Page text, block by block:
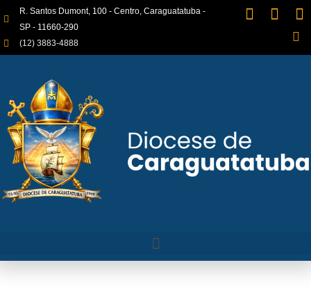
R. Santos Dumont, 100 - Centro, Caraguatatuba -
SP - 11660-290
(12) 3883-4888